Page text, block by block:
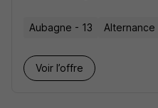
Aubagne - 13 Alternance
Voir l’offre